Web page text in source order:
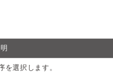
を選択します。